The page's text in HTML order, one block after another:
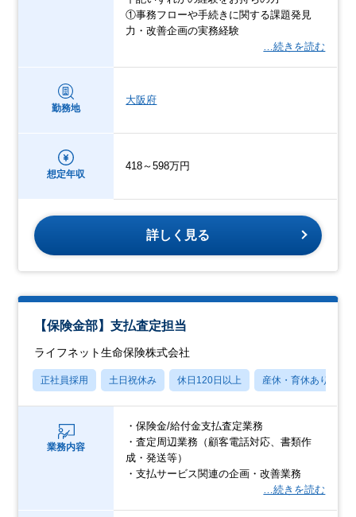
①事務フローや手続きに関する課題発見
力・改善企画の実務経験
…続きを読む
勤務地
大阪府
想定年収
418～598万円
詳しく見る
【保険金部】支払査定担当
ライフネット生命保険株式会社
正社員採用 土日祝休み 休日120日以上 産休・育休あり
業務内容
・保険金/給付金支払査定業務
・査定周辺業務（顧客電話対応、書類作
成・発送等）
・支払サービス関連の企画・改善業務
…続きを読む